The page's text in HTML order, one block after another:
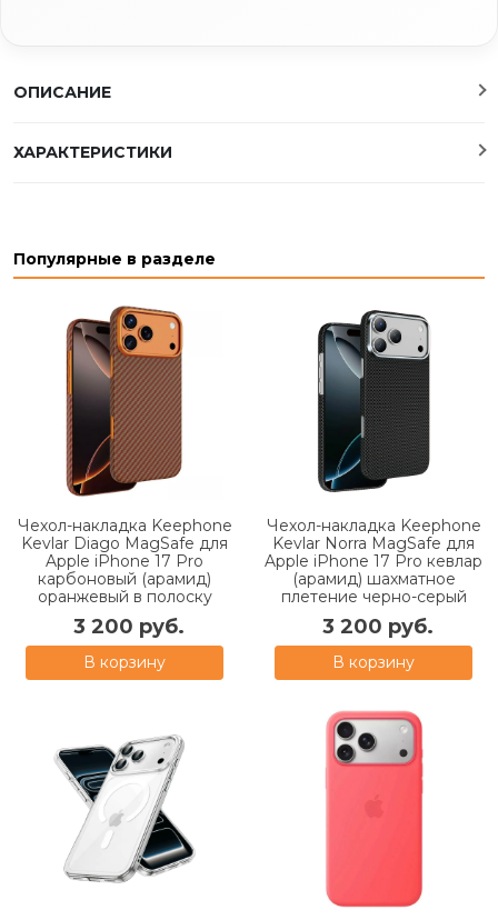
ОПИСАНИЕ
ХАРАКТЕРИСТИКИ
Популярные в разделе
Чехол-накладка Keephone
Kevlar Diago MagSafe для
Apple iPhone 17 Pro
карбоновый (арамид)
оранжевый в полоску
3 200 руб.
В корзину
Чехол-накладка Keephone
Kevlar Norra MagSafe для
Apple iPhone 17 Pro кевлар
(арамид) шахматное
плетение черно-серый
3 200 руб.
В корзину